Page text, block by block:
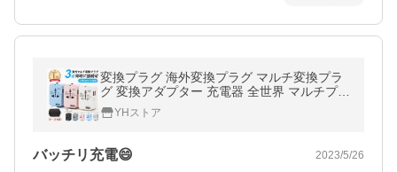
変換プラグ 海外変換プラグ マルチ変換プラ
グ 変換アダプター 充電器 全世界 マルチプラ
グ 経済産業省承認 海外コンセント
YHストア
バッチリ充電😄 2023/5/26